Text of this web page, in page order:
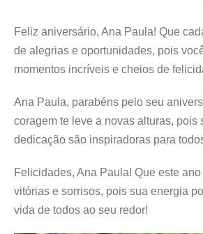
Feliz aniversário, Ana Paula! Que
de alegrias e oportunidades, pois
momentos incríveis e cheios de
Ana Paula, parabéns pelo seu
coragem te leve a novas alturas, pois
dedicação são inspiradoras para
Felicidades, Ana Paula! Que este
vitórias e sorrisos, pois sua energia
vida de todos ao seu redor!